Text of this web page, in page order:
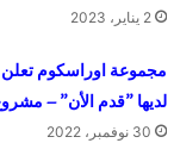
2 يناير، 2023
لديها ”قدم الأن” –
30 نوفمبر، 2022